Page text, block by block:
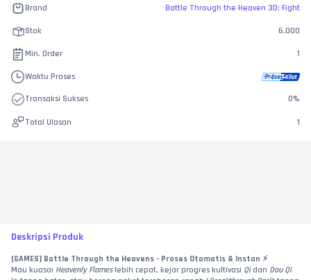
Brand Battle Through the Heaven 3D: Fight
Stok 6.000
Min. Order 1
Waktu Proses
Transaksi Sukses 0%
Total Ulasan 1
Deskripsi Produk
[GAMES] Battle Through the Heavens - Proses Otomatis & Instan ⚡
Mau kuasai Heavenly Flames lebih cepat, kejar progres kultivasi Qi dan Dou Qi